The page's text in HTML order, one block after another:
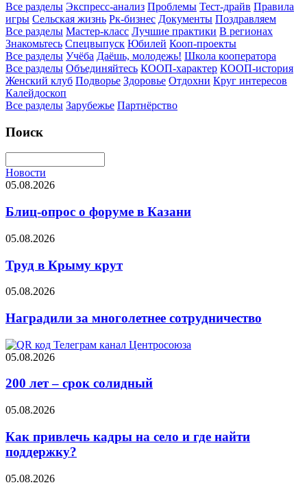
Все разделы Экспресс-анализ Проблемы Тест-драйв Правила
игры Сельская жизнь Рк-бизнес Документы Поздравляем
Все разделы Мастер-класс Лучшие практики В регионах
Знакомьтесь Спецвыпуск Юбилей Кооп-проекты
Все разделы Учёба Даёшь, молодежь! Школа кооператора
Все разделы Объединяйтесь КООП-характер КООП-история
Женский клуб Подворье Здоровье Отдохни Круг интересов
Калейдоскоп
Все разделы Зарубежье Партнёрство
Поиск
Новости
05.08.2026
Блиц-опрос о форуме в Казани
05.08.2026
Труд в Крыму крут
05.08.2026
Наградили за многолетнее сотрудничество
05.08.2026
200 лет – срок солидный
05.08.2026
Как привлечь кадры на село и где найти
поддержку?
05.08.2026